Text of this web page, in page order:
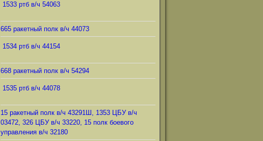
1533 ртб в/ч 54063
665 ракетный полк в/ч 44073
1534 ртб в/ч 44154
668 ракетный полк в/ч 54294
1535 ртб в/ч 44078
15 ракетный полк в/ч 43291Ш, 1353 ЦБУ в/ч
03472, 326 ЦБУ в/ч 33220, 15 полк боевого
управления в/ч 32180